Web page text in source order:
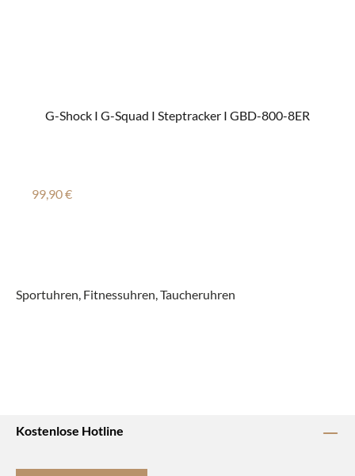
G-Shock I G-Squad I Steptracker I GBD-800-8ER
Regulärer Preis:
99,90 €
Sportuhren, Fitnessuhren, Taucheruhren
Kostenlose Hotline